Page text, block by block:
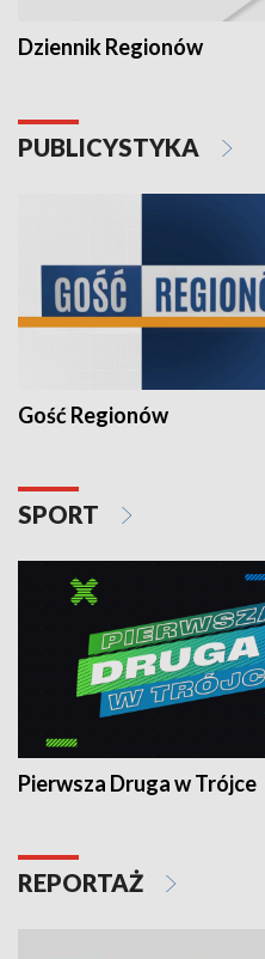
Dziennik Regionów
PUBLICYSTYKA
Gość Regionów
SPORT
Pierwsza Druga w Trójce
REPORTAŻ